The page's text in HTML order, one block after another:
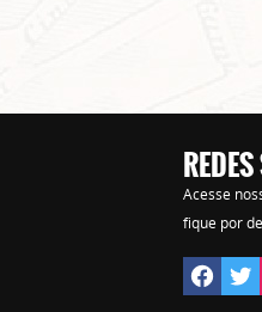
Acesse
fique por
Lorem